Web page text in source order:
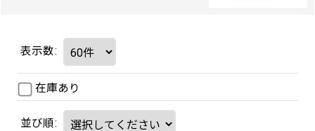
表示数:
在庫あり
並び順: